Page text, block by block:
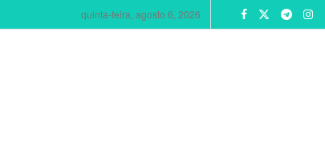
quinta-feira, agosto 6, 2026